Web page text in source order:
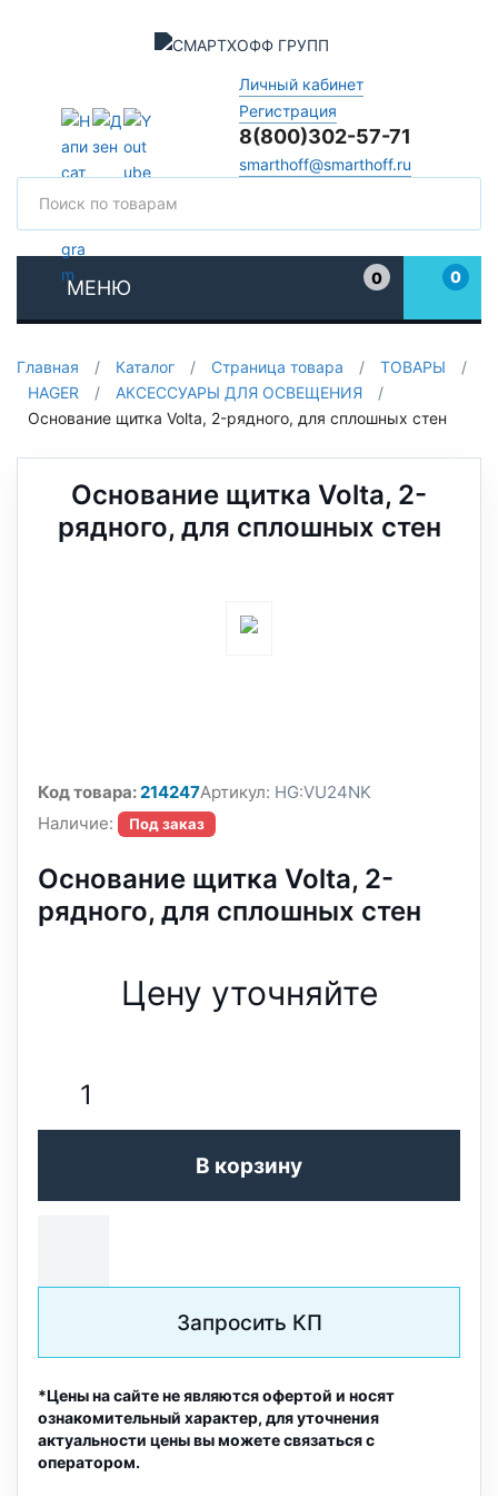
Личный кабинет
Регистрация
8(800)302-57-71
smarthoff@smarthoff.ru
МЕНЮ
0
0
Главная / Каталог / Страница товара / ТОВАРЫ
/
HAGER
/ АКСЕССУАРЫ ДЛЯ ОСВЕЩЕНИЯ
/
Основание щитка Volta, 2-рядного, для сплошных стен
Основание щитка Volta, 2-
рядного, для сплошных стен
Код товара:214247Артикул: HG:VU24NK
Наличие:
Под заказ
Основание щитка Volta, 2-
рядного, для сплошных стен
Цену уточняйте
В корзину
Запросить КП
*Цены на сайте не являются офертой и носят
ознакомительный характер, для уточнения
актуальности цены вы можете связаться с
оператором.